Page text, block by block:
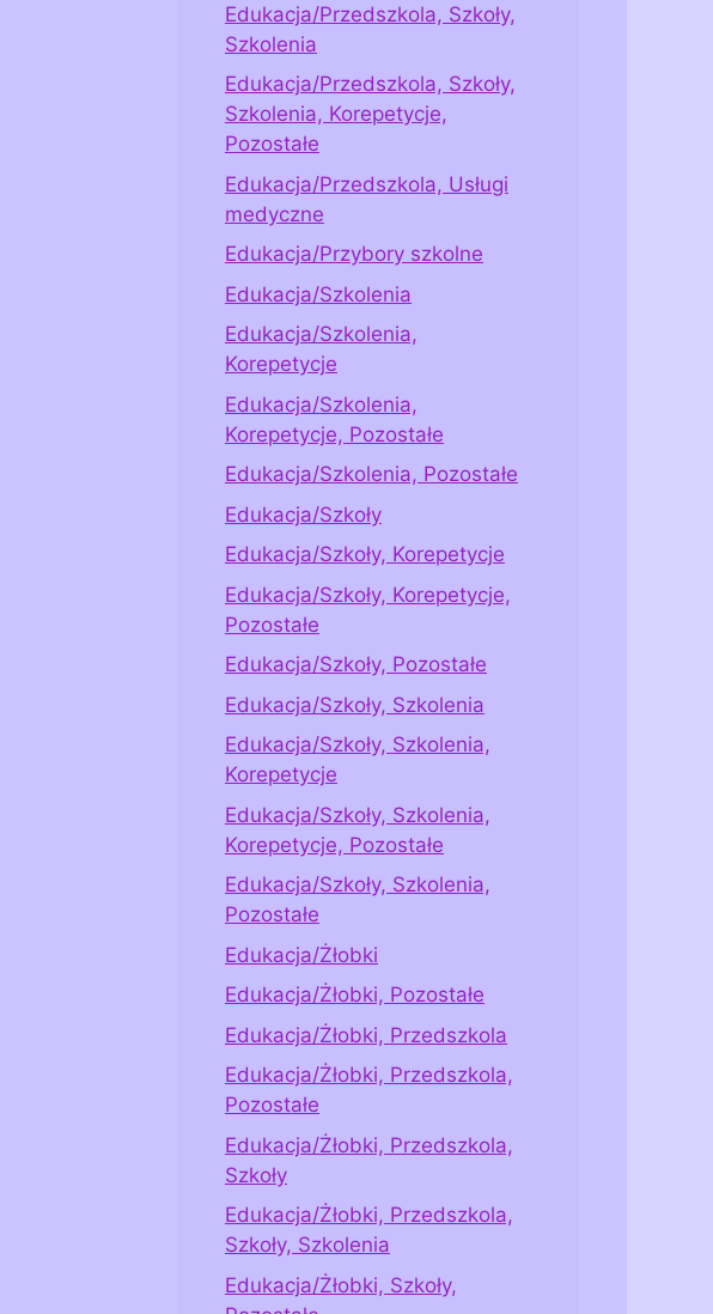
Edukacja/Przedszkola, Szkoły,
Szkolenia
Edukacja/Przedszkola, Szkoły,
Szkolenia, Korepetycje,
Pozostałe
Edukacja/Przedszkola, Usługi
medyczne
Edukacja/Przybory szkolne
Edukacja/Szkolenia
Edukacja/Szkolenia,
Korepetycje
Edukacja/Szkolenia,
Korepetycje, Pozostałe
Edukacja/Szkolenia, Pozostałe
Edukacja/Szkoły
Edukacja/Szkoły, Korepetycje
Edukacja/Szkoły, Korepetycje,
Pozostałe
Edukacja/Szkoły, Pozostałe
Edukacja/Szkoły, Szkolenia
Edukacja/Szkoły, Szkolenia,
Korepetycje
Edukacja/Szkoły, Szkolenia,
Korepetycje, Pozostałe
Edukacja/Szkoły, Szkolenia,
Pozostałe
Edukacja/Żłobki
Edukacja/Żłobki, Pozostałe
Edukacja/Żłobki, Przedszkola
Edukacja/Żłobki, Przedszkola,
Pozostałe
Edukacja/Żłobki, Przedszkola,
Szkoły
Edukacja/Żłobki, Przedszkola,
Szkoły, Szkolenia
Edukacja/Żłobki, Szkoły,